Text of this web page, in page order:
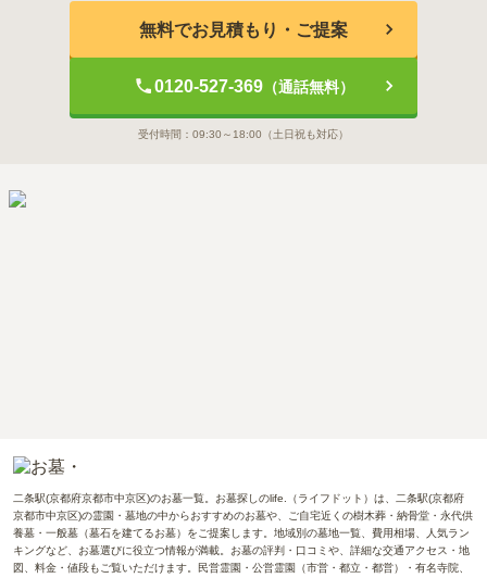
無料でお見積もり・ご提案
0120-527-369（通話無料）
受付時間： 09:30～18:00 （土日祝も対応）
二条駅(京都府京都市中京区)のお墓一覧。お墓探しのlife.（ライフドット）は、二条駅(京都府
京都市中京区)の霊園・墓地の中からおすすめのお墓や、ご自宅近くの樹木葬・納骨堂・永代供
養墓・一般墓（墓石を建てるお墓）をご提案します。地域別の墓地一覧、費用相場、人気ラン
キングなど、お墓選びに役立つ情報が満載。お墓の評判・口コミや、詳細な交通アクセス・地
図、料金・値段もご覧いただけます。民営霊園・公営霊園（市営・都立・都営）・有名寺院、